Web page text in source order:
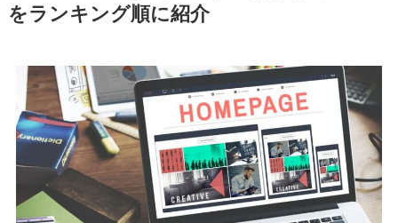
をランキング順に紹介